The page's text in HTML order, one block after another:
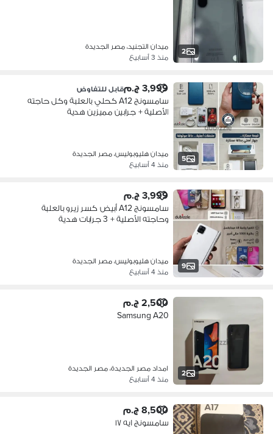
2
ميدان التجنيد، مصر الجديدة
منذ 3 أسابيع
5
3,999 ج.م قابل للتفاوض
سامسونج A12 كحلي بالعلبة وكل حاجته
الأصلية + جرابين مميزين هدية
ميدان هليوبوليس، مصر الجديدة
منذ 4 أسابيع
9
3,999 ج.م
سامسونج A12 أبيض كسر زيرو بالعلبة
وحاجته الأصلية + 3 جرابات هدية
ميدان هليوبوليس، مصر الجديدة
منذ 4 أسابيع
2
2,500 ج.م
Samsung A20
امداد مصر الجديدة، مصر الجديدة
منذ 4 أسابيع
8,500 ج.م
سامسونج ايه ١٧